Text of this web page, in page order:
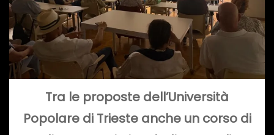
Tra le proposte dell’Università
Popolare di Trieste anche un corso di